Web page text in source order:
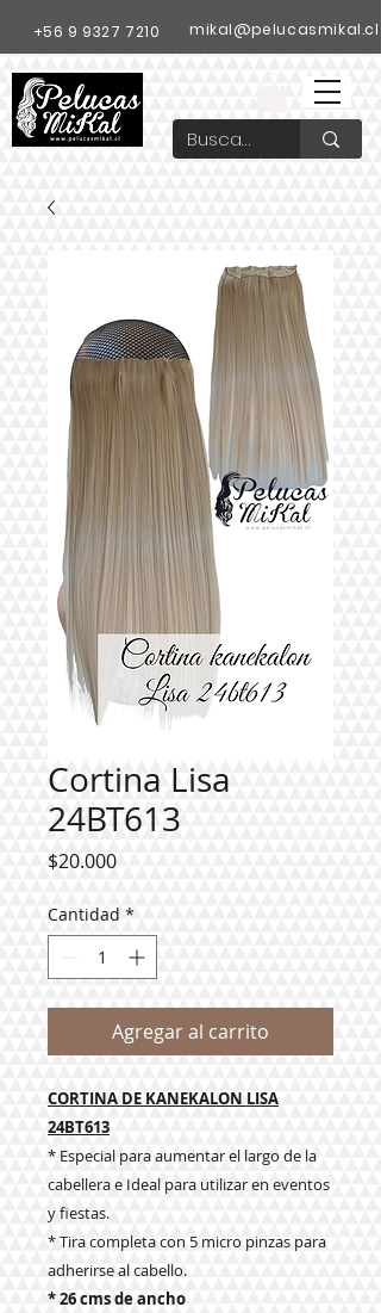
+56 9 9327 7210 mikal@pelucasmikal.cl
Cortina Lisa
24BT613
$20.000Precio
Cantidad *
Agregar al carrito
CORTINA DE KANEKALON LISA
24BT613
* Especial para aumentar el largo de la
cabellera e Ideal para utilizar en eventos
y fiestas.
* Tira completa con 5 micro pinzas para
adherirse al cabello.
* 26 cms de ancho